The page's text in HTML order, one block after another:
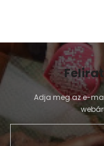
Adja meg az e-